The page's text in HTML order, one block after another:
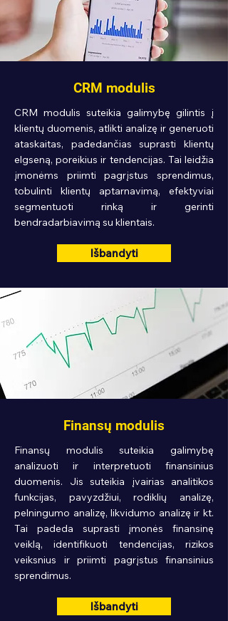
CRM modulis
CRM modulis suteikia galimybę gilintis į
klientų duomenis, atlikti analizę ir generuoti
ataskaitas, padedančias suprasti klientų
elgseną, poreikius ir tendencijas. Tai leidžia
įmonėms priimti pagrįstus sprendimus,
tobulinti klientų aptarnavimą, efektyviai
segmentuoti rinką ir gerinti
bendradarbiavimą su klientais.
Išbandyti
Finansų modulis
Finansų modulis suteikia galimybę
analizuoti ir interpretuoti finansinius
duomenis. Jis suteikia įvairias analitikos
funkcijas, pavyzdžiui, rodiklių analizę,
pelningumo analizę, likvidumo analizę ir kt.
Tai padeda suprasti įmonės finansinę
veiklą, identifikuoti tendencijas, rizikos
veiksnius ir priimti pagrįstus finansinius
sprendimus.
Išbandyti